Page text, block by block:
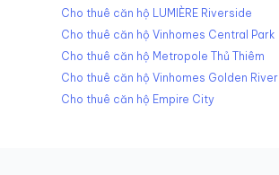
Cho thuê căn hộ LUMIÈRE Riverside
Cho thuê căn hộ Vinhomes Central Park
Cho thuê căn hộ Metropole Thủ Thiêm
Cho thuê căn hộ Vinhomes Golden River
Cho thuê căn hộ Empire City